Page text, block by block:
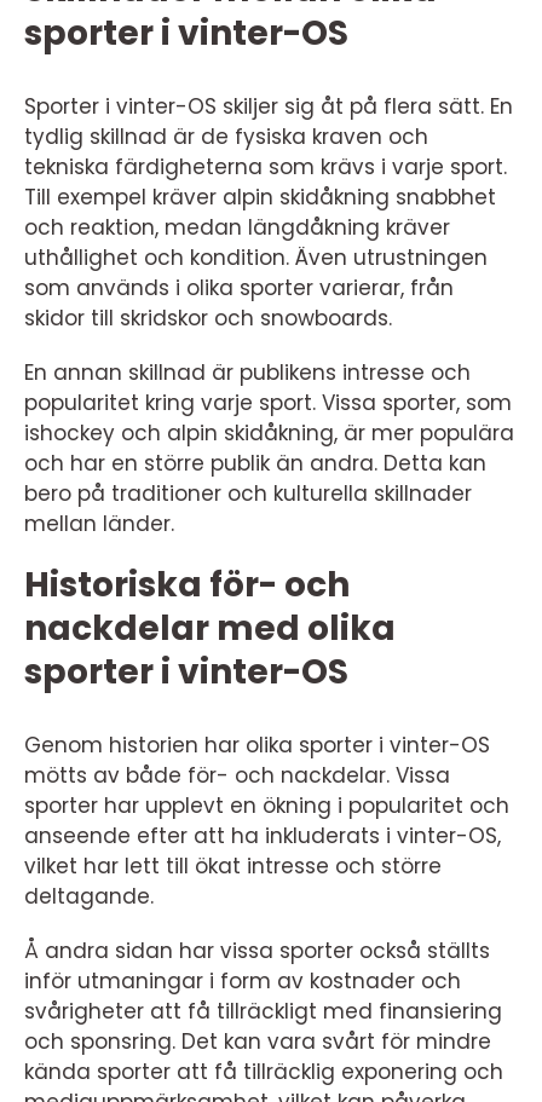
sporter i vinter-OS
Sporter i vinter-OS skiljer sig åt på flera sätt. En
tydlig skillnad är de fysiska kraven och
tekniska färdigheterna som krävs i varje sport.
Till exempel kräver alpin skidåkning snabbhet
och reaktion, medan längdåkning kräver
uthållighet och kondition. Även utrustningen
som används i olika sporter varierar, från
skidor till skridskor och snowboards.
En annan skillnad är publikens intresse och
popularitet kring varje sport. Vissa sporter, som
ishockey och alpin skidåkning, är mer populära
och har en större publik än andra. Detta kan
bero på traditioner och kulturella skillnader
mellan länder.
Historiska för- och
nackdelar med olika
sporter i vinter-OS
Genom historien har olika sporter i vinter-OS
mötts av både för- och nackdelar. Vissa
sporter har upplevt en ökning i popularitet och
anseende efter att ha inkluderats i vinter-OS,
vilket har lett till ökat intresse och större
deltagande.
Å andra sidan har vissa sporter också ställts
inför utmaningar i form av kostnader och
svårigheter att få tillräckligt med finansiering
och sponsring. Det kan vara svårt för mindre
kända sporter att få tillräcklig exponering och